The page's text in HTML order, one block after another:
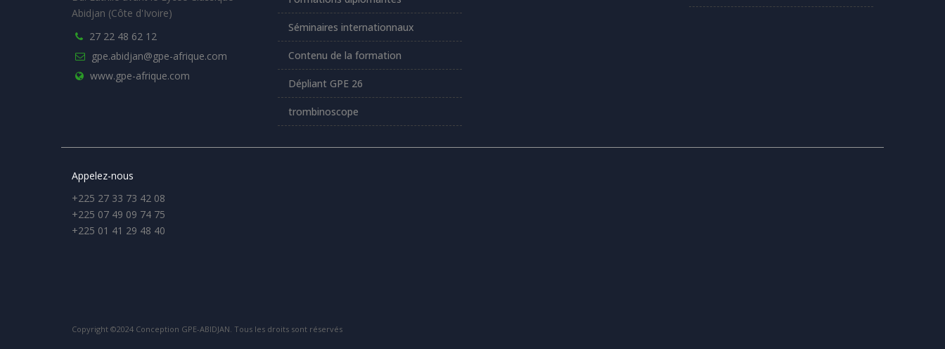
Abidjan (Côte d'Ivoire)
27 22 48 62 12
gpe.abidjan@gpe-afrique.com
www.gpe-afrique.com
Séminaires internationnaux
Contenu de la formation
Dépliant GPE 26
trombinoscope
Appelez-nous
+225 27 33 73 42 08
+225 07 49 09 74 75
+225 01 41 29 48 40
Copyright ©2024 Conception GPE-ABIDJAN. Tous les droits sont réservés